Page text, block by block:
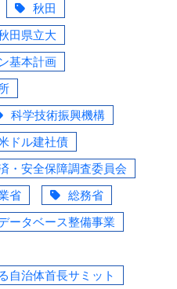
秋田
田県立大
基本計画
科学技術振興機構
ドル建社債
・安全保障調査委員会
省
総務省
ータベース整備事業
自治体首長サミット